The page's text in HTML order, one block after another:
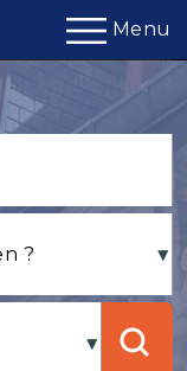
Menu